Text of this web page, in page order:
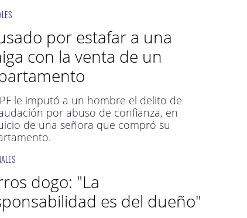
por estafar a una
con la venta de un
le imputó a un hombre el delito de
por abuso de confianza, en
de una señora que compró su
dogo: "La
es del dueño"